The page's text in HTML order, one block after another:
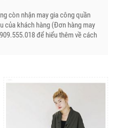
còn nhận may gia công quần
của khách hàng (Đơn hàng may
để hiểu thêm về cách